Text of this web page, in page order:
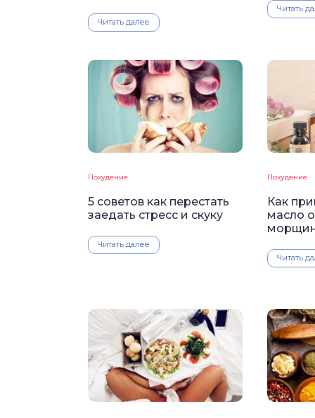
Читать далее
Читать
Похудение
5 советов как перестать
заедать стресс и скуку
Читать далее
Похудение
Как
масло
Читать